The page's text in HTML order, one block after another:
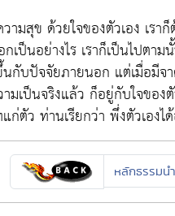
วามสุข ด้วยใจของตัวเอง เร
ป็นอย่างไร เราก็เป็นไปตา
บปัจจัยภายนอก แต่เมื่อมีจ
มเป็นจริงแล้ว ก็อยู่กับใจของ
ตัว ท่านเรียกว่า พึ่งตัวเองไ
หลักธรรมน